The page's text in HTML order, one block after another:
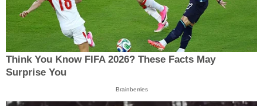
Think You Know FIFA 2026? These Facts May
Surprise You
Brainberries